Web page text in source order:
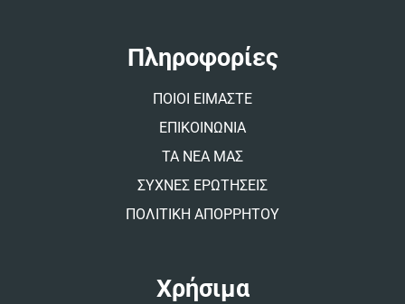
Πληροφορίες
ΠΟΙΟΙ ΕΙΜΑΣΤΕ
ΕΠΙΚΟΙΝΩΝΙΑ
ΤΑ ΝΕΑ ΜΑΣ
ΣΥΧΝΕΣ ΕΡΩΤΗΣΕΙΣ
ΠΟΛΙΤΙΚΗ ΑΠΟΡΡΗΤΟΥ
Χρήσιμα